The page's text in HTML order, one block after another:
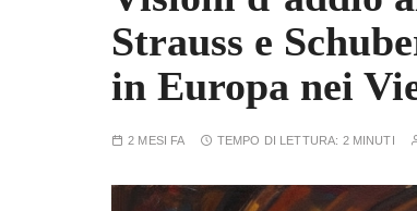
Strauss e
in Europa nei
2 MESI FA TEMPO DI LETTURA: 2 MINUTI